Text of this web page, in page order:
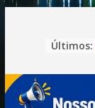
conteúdo
Últimos: